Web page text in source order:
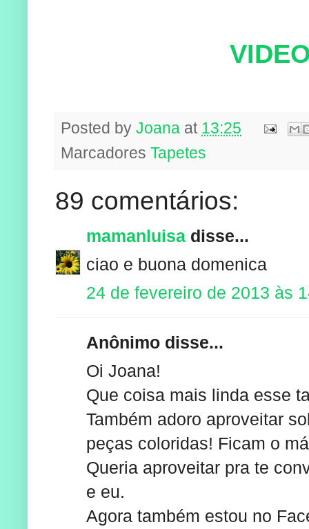
Posted by Joana at 13:25
Marcadores Tapetes
89 comentários:
mamanluisa disse...
ciao e buona domenica
24 de fevereiro de 2013 às
Anônimo disse...
Oi Joana!
Que coisa mais linda esse
Também adoro aproveitar
peças coloridas! Ficam o
Queria aproveitar pra te
e eu.
Agora também estou no